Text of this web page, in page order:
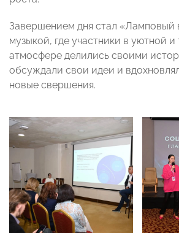
Завершением дня стал «Ламповый
музыкой, где участники в уютной и
атмосфере делились своими
обсуждали свои идеи и
новые свершения.